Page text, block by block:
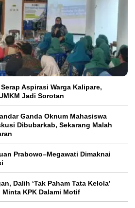
Aspirasi Warga Kalipare,
Jadi Sorotan
Ganda Oknum Mahasiswa
Dibubarkab, Sekarang Malah
Prabowo–Megawati Dimaknai
Dalih ‘Tak Paham Tata Kelola’
KPK Dalami Motif